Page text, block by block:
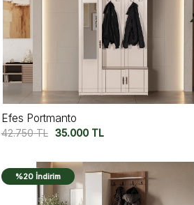
Efes Portmanto
42.750TL 35.000TL
%20 İndirim